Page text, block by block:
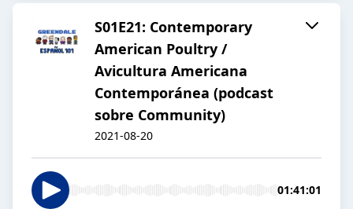
S01E21: Contemporary
American Poultry /
Avicultura Americana
Contemporánea (podcast
sobre Community)
2021-08-20
01:41:01